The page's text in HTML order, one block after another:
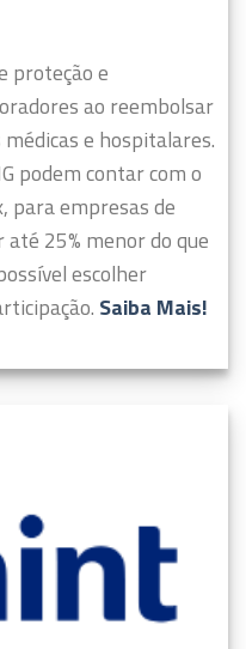
proteção e
ao reembolsar
e hospitalares.
podem contar com o
para empresas de
25% menor do que
escolher
Saiba Mais!